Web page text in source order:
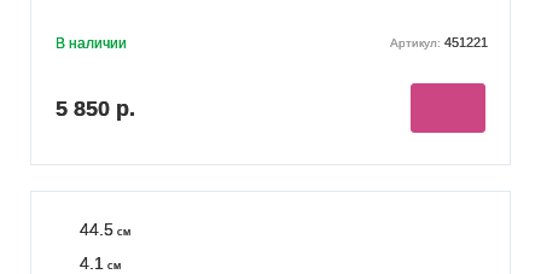
В наличии Артикул: 451221
5 850 р.
44.5 см
4.1 см